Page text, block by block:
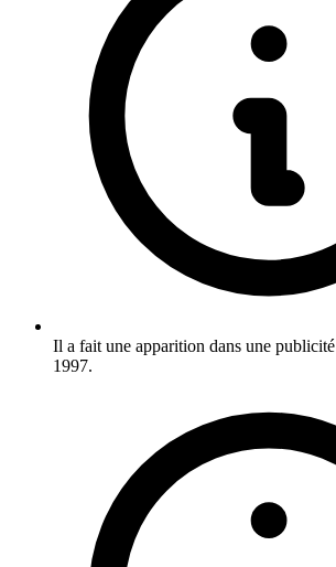
Il a fait une apparition dans une
1997.